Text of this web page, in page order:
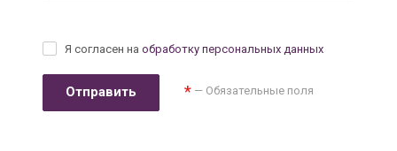
Я согласен на обработку персональных данных
* — Обязательные поля